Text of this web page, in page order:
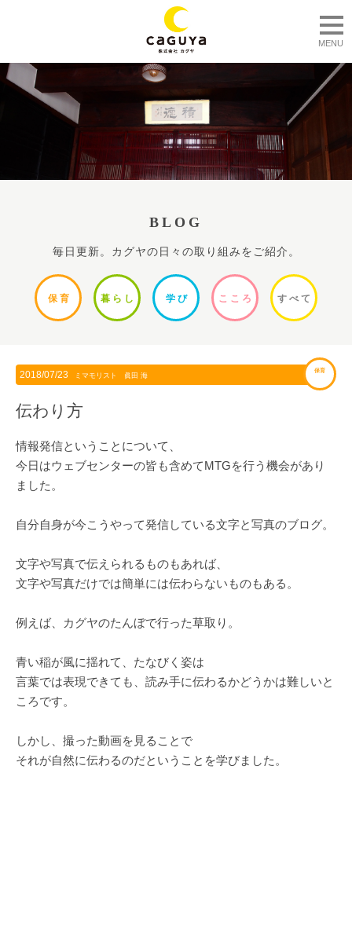
MENU
BLOG
毎日更新。カグヤの日々の取り組みをご紹介。
保 育 暮ら し 学 び ここ ろ すべて
2018/07/23 ミマモリスト 眞田 海
保育
伝わり方
情報発信ということについて、
今日はウェブセンターの皆も含めてMTGを行う機会があり
ました。
自分自身が今こうやって発信している文字と写真のブログ。
文字や写真で伝えられるものもあれば、
文字や写真だけでは簡単には伝わらないものもある。
例えば、カグヤのたんぼで行った草取り。
青い稲が風に揺れて、たなびく姿は
言葉では表現できても、読み手に伝わるかどうかは難しいと
ころです。
しかし、撮った動画を見ることで
それが自然に伝わるのだということを学びました。